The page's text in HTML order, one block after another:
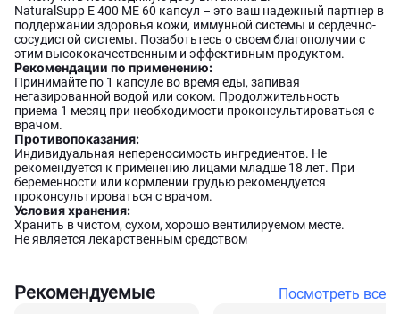
NaturalSupp E 400 ME 60 капсул – это ваш надежный партнер в
поддержании здоровья кожи, иммунной системы и сердечно-
сосудистой системы. Позаботьтесь о своем благополучии с
этим высококачественным и эффективным продуктом.
Рекомендации по применению:
Принимайте по 1 капсуле во время еды, запивая
негазированной водой или соком. Продолжительность
приема 1 месяц при необходимости проконсультироваться с
врачом.
Противопоказания:
Индивидуальная непереносимость ингредиентов. Не
рекомендуется к применению лицами младше 18 лет. При
беременности или кормлении грудью рекомендуется
проконсультироваться с врачом.
Условия хранения:
Хранить в чистом, сухом, хорошо вентилируемом месте.
Не является лекарственным средством
Рекомендуемые Посмотреть все